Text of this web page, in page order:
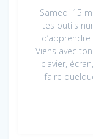
Samedi 15
tes outils
Viens avec
clavier,
faire